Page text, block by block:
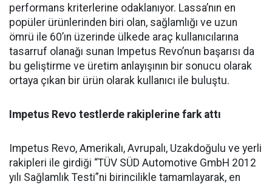
performans kriterlerine odaklanıyor. Lassa’nın en
popüler ürünlerinden biri olan, sağlamlığı ve uzun
ömrü ile 60’ın üzerinde ülkede araç kullanıcılarına
tasarruf olanağı sunan Impetus Revo’nun başarısı da
bu geliştirme ve üretim anlayışının bir sonucu olarak
ortaya çıkan bir ürün olarak kullanıcı ile buluştu.
Impetus Revo testlerde rakiplerine fark attı
Impetus Revo, Amerikalı, Avrupalı, Uzakdoğulu ve yerli
rakipleri ile girdiği “TÜV SÜD Automotive GmbH 2012
yılı Sağlamlık Testi”ni birincilikle tamamlayarak, en